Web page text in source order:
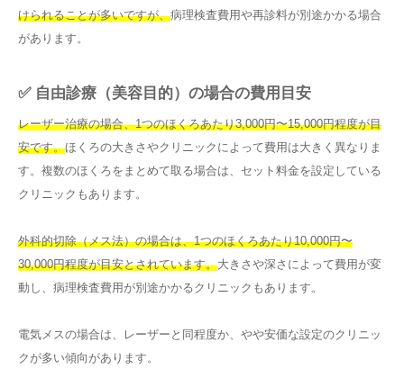
けられることが多いですが、病理検査費用や再診料が別途かかる場合
があります。
✅ 自由診療（美容目的）の場合の費用目安
レーザー治療の場合、1つのほくろあたり3,000円〜15,000円程度が目
安です。ほくろの大きさやクリニックによって費用は大きく異なりま
す。複数のほくろをまとめて取る場合は、セット料金を設定している
クリニックもあります。
外科的切除（メス法）の場合は、1つのほくろあたり10,000円〜
30,000円程度が目安とされています。大きさや深さによって費用が変
動し、病理検査費用が別途かかるクリニックもあります。
電気メスの場合は、レーザーと同程度か、やや安価な設定のクリニッ
クが多い傾向があります。